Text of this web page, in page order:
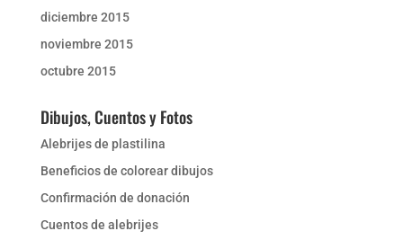
diciembre 2015
noviembre 2015
octubre 2015
Dibujos, Cuentos y Fotos
Alebrijes de plastilina
Beneficios de colorear dibujos
Confirmación de donación
Cuentos de alebrijes